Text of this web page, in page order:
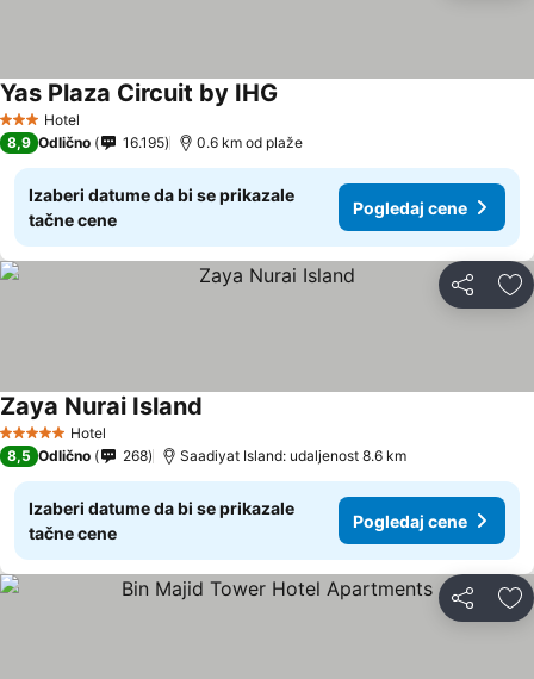
3 Zvezdice
Hotel
Yas Plaza Circuit by IHG
8,9 Odlično 16.195 0.6 km od plaže
Izaberi datume da bi se prikazale
tačne cene
Pogledaj cene
Deli
5 ZvezdiceHotel
Zaya Nurai Island
8,5 Odlično 268 Saadiyat Island: udaljenost 8.6 km
Izaberi datume da bi se prikazale
tačne cene
Pogledaj cene
Deli